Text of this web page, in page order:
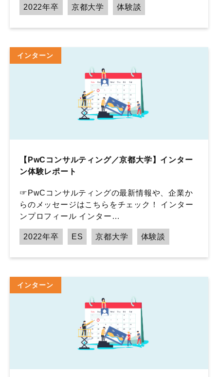
2022年卒 京都大学 体験談
インターン
【PwCコンサルティング／京都大学】インター
ン体験レポート
☞PwCコンサルティングの最新情報や、企業か
らのメッセージはこちらをチェック！ インター
ンプロフィール インター…
2022年卒 ES 京都大学 体験談
インターン